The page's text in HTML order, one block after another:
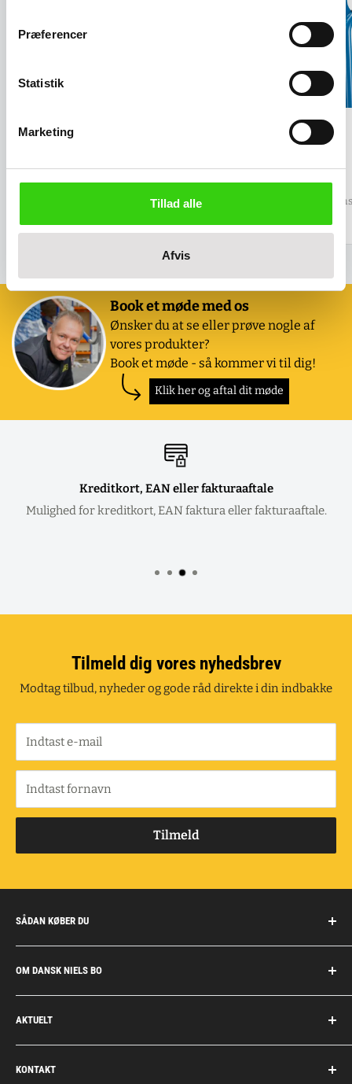
Præferencer
Statistik
Marketing
Tillad alle
Afvis
aksel 25 mm
Salgspris
299,00 kr
inkl.
Book et møde med os
Ønsker du at se eller prøve nogle af
vores produkter?
Book et møde - så kommer vi til dig!
Klik her og aftal dit møde
Kreditkort, EAN eller fakturaaftale
Mulighed for kreditkort, EAN faktura eller fakturaaftale.
Tilmeld dig vores nyhedsbrev
Modtag tilbud, nyheder og gode råd direkte i din indbakke
Indtast e-mail
Indtast fornavn
Tilmeld
SÅDAN KØBER DU
Handelsbetingelser
Fragt og retur
Privatkunder/erhverv
Fakturaaftale
OM DANSK NIELS BO
Om Dansk Niels Bo
Privatlivspolitik
Job
Personale
AKTUELT
Personlig rådgivning
Dokumentation
KONTAKT